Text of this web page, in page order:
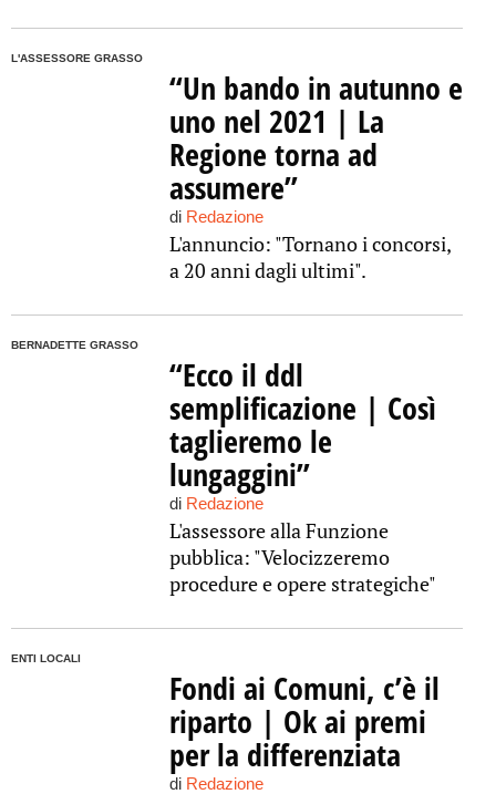
L'ASSESSORE GRASSO
“Un bando in autunno e
uno nel 2021 | La
Regione torna ad
assumere”
di Redazione
L'annuncio: "Tornano i concorsi,
a 20 anni dagli ultimi".
BERNADETTE GRASSO
“Ecco il ddl
semplificazione | Così
taglieremo le
lungaggini”
di Redazione
L'assessore alla Funzione
pubblica: "Velocizzeremo
procedure e opere strategiche"
ENTI LOCALI
Fondi ai Comuni, c’è il
riparto | Ok ai premi
per la differenziata
di Redazione